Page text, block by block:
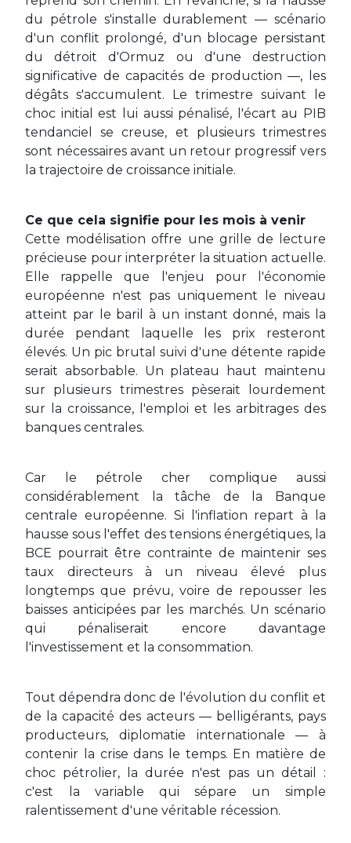
du pétrole s'installe durablement — scénario
d'un conflit prolongé, d'un blocage persistant
du détroit d'Ormuz ou d'une destruction
significative de capacités de production —, les
dégâts s'accumulent. Le trimestre suivant le
choc initial est lui aussi pénalisé, l'écart au PIB
tendanciel se creuse, et plusieurs trimestres
sont nécessaires avant un retour progressif vers
la trajectoire de croissance initiale.
Ce que cela signifie pour les mois à venir
Cette modélisation offre une grille de lecture
précieuse pour interpréter la situation actuelle.
Elle rappelle que l'enjeu pour l'économie
européenne n'est pas uniquement le niveau
atteint par le baril à un instant donné, mais la
durée pendant laquelle les prix resteront
élevés. Un pic brutal suivi d'une détente rapide
serait absorbable. Un plateau haut maintenu
sur plusieurs trimestres pèserait lourdement
sur la croissance, l'emploi et les arbitrages des
banques centrales.
Car le pétrole cher complique aussi
considérablement la tâche de la Banque
centrale européenne. Si l'inflation repart à la
hausse sous l'effet des tensions énergétiques, la
BCE pourrait être contrainte de maintenir ses
taux directeurs à un niveau élevé plus
longtemps que prévu, voire de repousser les
baisses anticipées par les marchés. Un scénario
qui pénaliserait encore davantage
l'investissement et la consommation.
Tout dépendra donc de l'évolution du conflit et
de la capacité des acteurs — belligérants, pays
producteurs, diplomatie internationale — à
contenir la crise dans le temps. En matière de
choc pétrolier, la durée n'est pas un détail :
c'est la variable qui sépare un simple
ralentissement d'une véritable récession.